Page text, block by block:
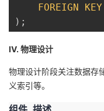
FOREIGN
KEY
) ;
IV. 物理设计
物理设计阶段关注数据存
义索引等。